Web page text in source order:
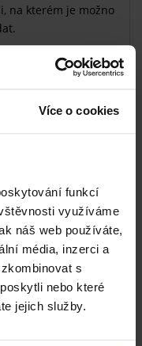
Více o cookies
funkcí
využíváme
náš web používáte,
média, inzerci a
s
nebo které
jejich služby.
na kterém je možno
se šlachami a
Více
ramenním kloubem,